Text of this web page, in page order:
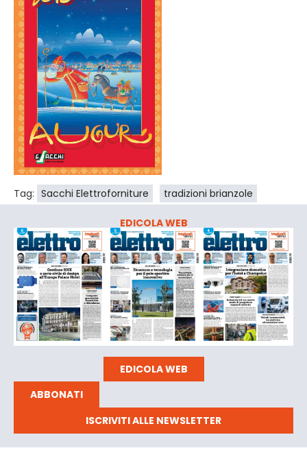
Tag: Sacchi Elettroforniture tradizioni brianzole
EDICOLA WEB
EDICOLA WEB
ABBONATI
ISCRIVITI ALLE NEWSLETTER